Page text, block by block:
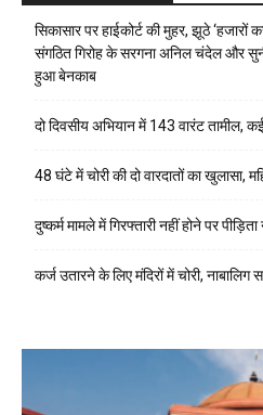
सिकासार पर हाईकोर्ट की मुहर, झूठे ‘हजारों
संगठित गिरोह के सरगना अनिल चंदेल और
हुआ बेनकाब
दो दिवसीय अभियान में 143 वारंट तामील,
48 घंटे में चोरी की दो वारदातों का खुलासा,
दुष्कर्म मामले में गिरफ्तारी नहीं होने पर
कर्ज उतारने के लिए मंदिरों में चोरी,